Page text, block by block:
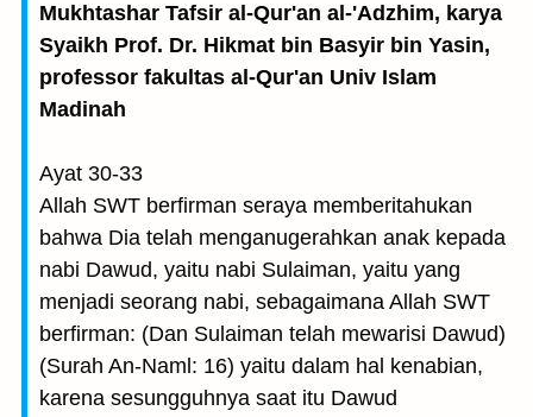
Mukhtashar Tafsir al-Qur'an al-'Adzhim, karya
Syaikh Prof. Dr. Hikmat bin Basyir bin Yasin,
professor fakultas al-Qur'an Univ Islam
Madinah
Ayat 30-33
Allah SWT berfirman seraya memberitahukan
bahwa Dia telah menganugerahkan anak kepada
nabi Dawud, yaitu nabi Sulaiman, yaitu yang
menjadi seorang nabi, sebagaimana Allah SWT
berfirman: (Dan Sulaiman telah mewarisi Dawud)
(Surah An-Naml: 16) yaitu dalam hal kenabian,
karena sesungguhnya saat itu Dawud